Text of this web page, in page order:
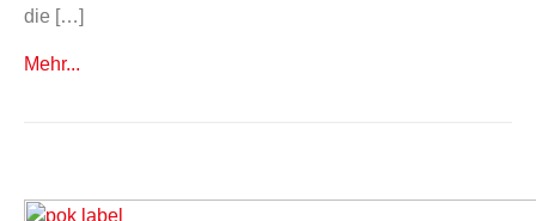
die […]
Mehr...